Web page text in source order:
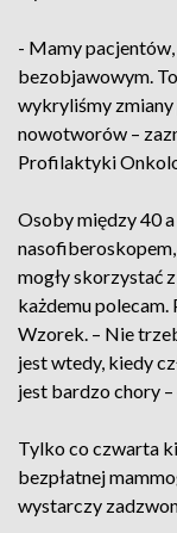
- Mamy
bezobjawowym.
wykryliśmy
nowotworów –
Profilaktyki
Osoby między 40
mogły skorzystać
każdemu polecam.
Wzorek. – Nie
jest wtedy, kiedy
jest bardzo chory
Tylko co czwarta
bezpłatnej
wystarczy